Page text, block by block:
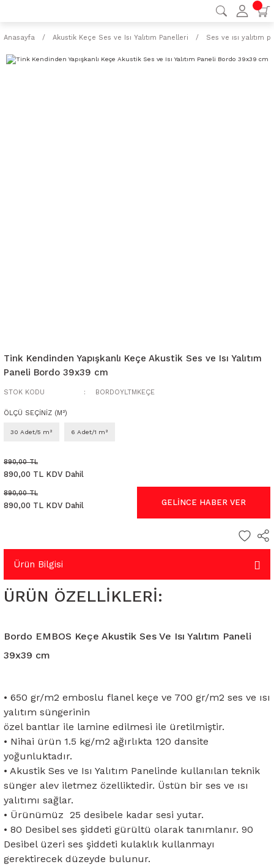
Anasayfa Akustik Keçe Ses ve Isı Yalıtım Panelleri Ses ve ısı yalıtım
Tink Kendinden Yapışkanlı Keçe Akustik Ses ve Isı Yalıtım
Paneli Bordo 39x39 cm
STOK KODU BORDOYLTMKEÇE
ÖLÇÜ SEÇİNİZ (M²)
30 Adet/5 m² 6 Adet/1 m²
890,00 TL
890,00 TL KDV Dahil
890,00 TL
890,00 TL KDV Dahil GELİNCE HABER VER
Ürün Bilgisi
ÜRÜN ÖZELLİKLERİ:
Bordo EMBOS Keçe Akustik Ses Ve Isı Yalıtım Paneli
39x39 cm
• 650 gr/m2 emboslu flanel keçe ve 700 gr/m2 ses ve ısı
yalıtım süngerinin
özel bantlar ile lamine edilmesi ile üretilmiştir.
• Nihai ürün 1.5 kg/m2 ağırlıkta 120 dansite
yoğunluktadır.
• Akustik Ses ve Isı Yalıtım Panelinde kullanılan teknik
sünger alev iletmez özelliktedir. Üstün bir ses ve ısı
yalıtımı sağlar.
• Ürünümüz 25 desibele kadar sesi yutar.
• 80 Desibel ses şiddeti gürültü olarak tanımlanır. 90
Desibel üzeri ses şiddeti kulaklık kullanmayı
gerektirecek düzeyde bulunur.